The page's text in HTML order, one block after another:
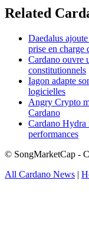
Related
Daedalus
prise en charge
Cardano ouvre
constitutionnels
Iagon adapte
logicielles
Angry Crypto
Cardano
Cardano Hydra
performances
© SongMarketCap -
All Cardano News |